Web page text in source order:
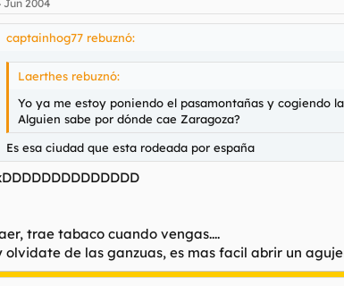
Jun 2004
captainhog77 rebuznó:
Laerthes rebuznó:
Yo ya me estoy poniendo el pasamontañas y cogiendo
Alguien sabe por dónde cae Zaragoza?
Es esa ciudad que esta rodeada por españa
trae tabaco cuando vengas....
olvidate de las ganzuas, es mas facil abrir un